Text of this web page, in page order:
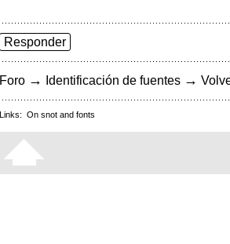
Responder
Foro → Identificación de fuentes →
Links: On snot and fonts